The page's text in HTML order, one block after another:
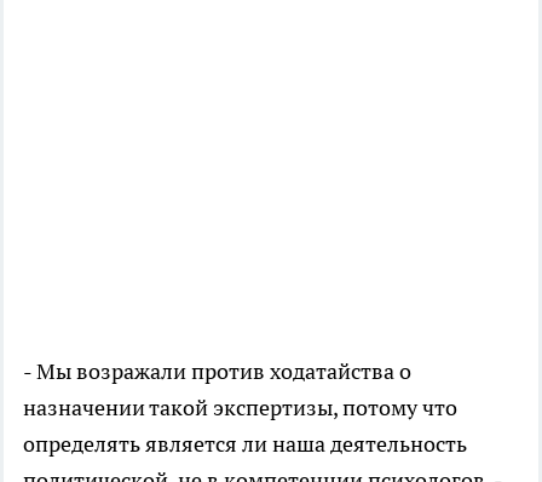
- Мы возражали против ходатайства о
назначении такой экспертизы, потому что
определять является ли наша деятельность